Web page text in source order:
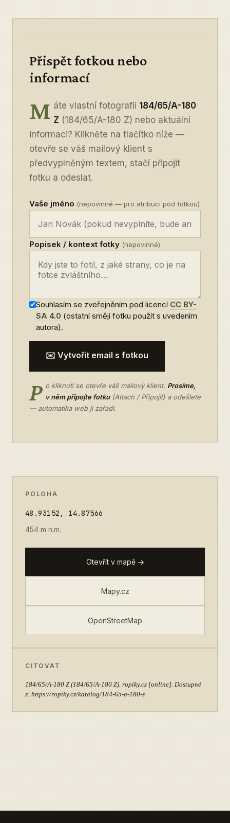
Přispět fotkou nebo
informací
M áte vlastní fotografii 184/65/A-180
Z (184/65/A-180 Z) nebo aktuální
informaci? Klikněte na tlačítko níže —
otevře se váš mailový klient s
předvyplněným textem, stačí připojit
fotku a odeslat.
Vaše jméno (nepovinné — pro atribuci pod fotkou)
Popisek / kontext fotky (nepovinné)
Souhlasím se zveřejněním pod licencí CC BY-
SA 4.0 (ostatní smějí fotku použít s uvedením
autora).
✉️ Vytvořit email s fotkou
P o kliknutí se otevře váš mailový klient. Prosíme,
v něm připojte fotku(Attach / Připojit) a odešlete
— automatika web ji zařadí.
POLOHA
48.93152, 14.87566
454 m n.m.
Otevřít v mapě →
Mapy.cz
OpenStreetMap
CITOVAT
184/65/A-180 Z(184/65/A-180 Z). ropiky.cz [online]. Dostupné
z: https://ropiky.cz/katalog/184-65-a-180-z